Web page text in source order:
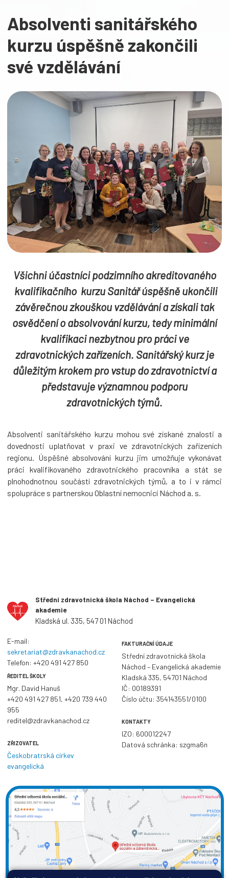
Absolventi sanitářského
kurzu úspěšně zakončili
své vzdělávání
Všichni účastníci podzimního akreditovaného
kvalifikačního kurzu Sanitář úspěšně ukončili
závěrečnou zkouškou vzdělávání a získali tak
osvědčení o absolvování kurzu, tedy minimální
kvalifikaci nezbytnou pro práci ve
zdravotnických zařízeních. Sanitářský kurz je
důležitým krokem pro vstup do zdravotnictví a
představuje významnou podporu
zdravotnických týmů.
Absolventi sanitářského kurzu mohou své získané znalosti a
dovednosti uplatňovat v praxi ve zdravotnických zařízeních
regionu. Úspěšné absolvování kurzu jim umožňuje vykonávat
práci kvalifikovaného zdravotnického pracovníka a stát se
plnohodnotnou součástí zdravotnických týmů, a to i v rámci
spolupráce s partnerskou Oblastní nemocnicí Náchod a. s.
Střední zdravotnická škola Náchod – Evangelická
akademie
Kladská ul. 335, 547 01 Náchod
E-mail:
sekretariat@zdravkanachod.cz
Telefon: +420 491 427 850
ŘEDITEL ŠKOLY
Mgr. David Hanuš
+420 491 427 851, +420 739 440
955
reditel@zdravkanachod.cz
ZŘIZOVATEL
Českobratrská církev
evangelická
FAKTURAČNÍ ÚDAJE
Střední zdravotnická škola
Náchod – Evangelická akademie
Kladská 335, 54701 Náchod
IČ: 00189391
Číslo účtu: 354143551/0100
KONTAKTY
IZO: 600012247
Datová schránka: szgma6n